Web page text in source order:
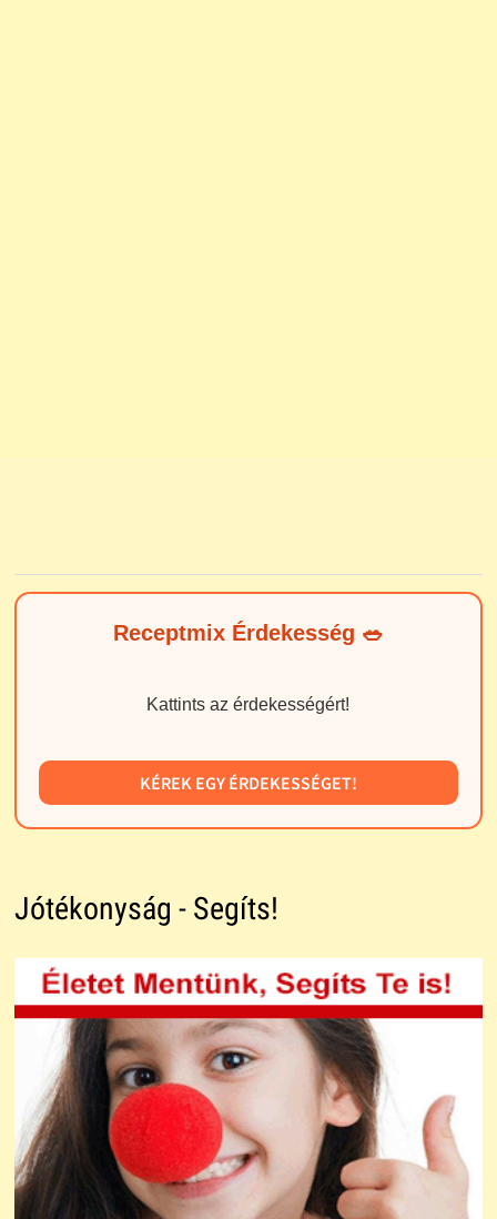
Receptmix Érdekesség 🥗
Kattints az érdekességért!
KÉREK EGY ÉRDEKESSÉGET!
Jótékonyság - Segíts!